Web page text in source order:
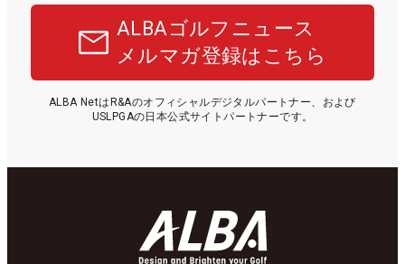
ALBAゴルフニュース
メルマガ登録はこちら
ALBA NetはR&Aのオフィシャルデジタルパートナー、および
USLPGAの日本公式サイトパートナーです。